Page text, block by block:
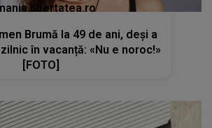
Brumă la 49 de ani, deși a
în vacanță: «Nu e noroc!»
[FOTO]